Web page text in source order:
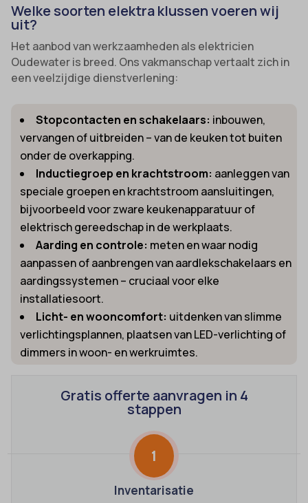
Welke soorten elektra klussen voeren wij
uit?
Het aanbod van werkzaamheden als elektricien
Oudewater is breed. Ons vakmanschap vertaalt zich in
een veelzijdige dienstverlening:
Stopcontacten en schakelaars: inbouwen,
vervangen of uitbreiden – van de keuken tot buiten
onder de overkapping.
Inductiegroep en krachtstroom: aanleggen van
speciale groepen en krachtstroom aansluitingen,
bijvoorbeeld voor zware keukenapparatuur of
elektrisch gereedschap in de werkplaats.
Aarding en controle: meten en waar nodig
aanpassen of aanbrengen van aardlekschakelaars en
aardingssystemen – cruciaal voor elke
installatiesoort.
Licht- en wooncomfort: uitdenken van slimme
verlichtingsplannen, plaatsen van LED-verlichting of
dimmers in woon- en werkruimtes.
Gratis offerte aanvragen in 4
stappen
1
Inventarisatie